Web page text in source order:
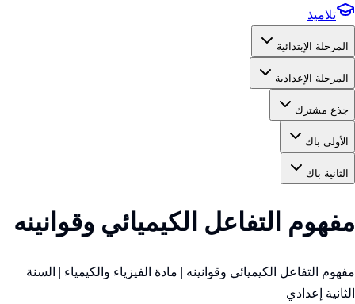
تلاميذ
المرحلة الإبتدائية
المرحلة الإعدادية
جذع مشترك
الأولى باك
الثانية باك
مفهوم التفاعل الكيميائي وقوانينه
مفهوم التفاعل الكيميائي وقوانينه | مادة الفيزياء والكيمياء | السنة
الثانية إعدادي